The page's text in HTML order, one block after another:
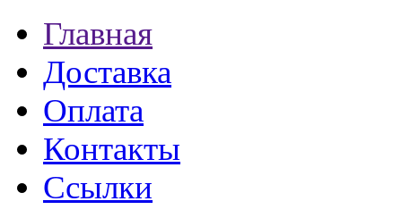
Главная
Доставка
Оплата
Контакты
Ссылки